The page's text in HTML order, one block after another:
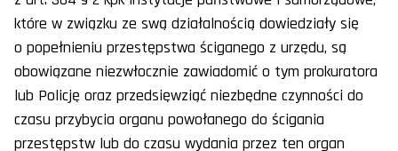
które w związku ze swą działalnością dowiedziały się
o popełnieniu przestępstwa ściganego z urzędu, są
obowiązane niezwłocznie zawiadomić o tym prokuratora
lub Policję oraz przedsięwziąć niezbędne czynności do
czasu przybycia organu powołanego do ścigania
przestępstw lub do czasu wydania przez ten organ